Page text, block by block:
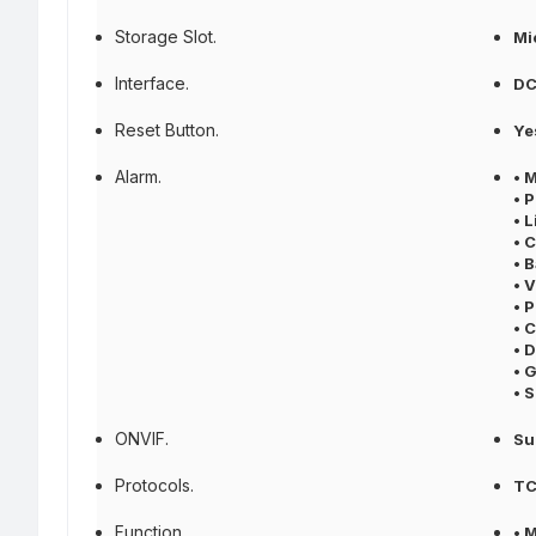
Storage Slot.
Interface.
Reset Button.
Alarm.
•
•
•
•
•
•
•
•
•
•
•
ONVIF.
Protocols.
Function. •